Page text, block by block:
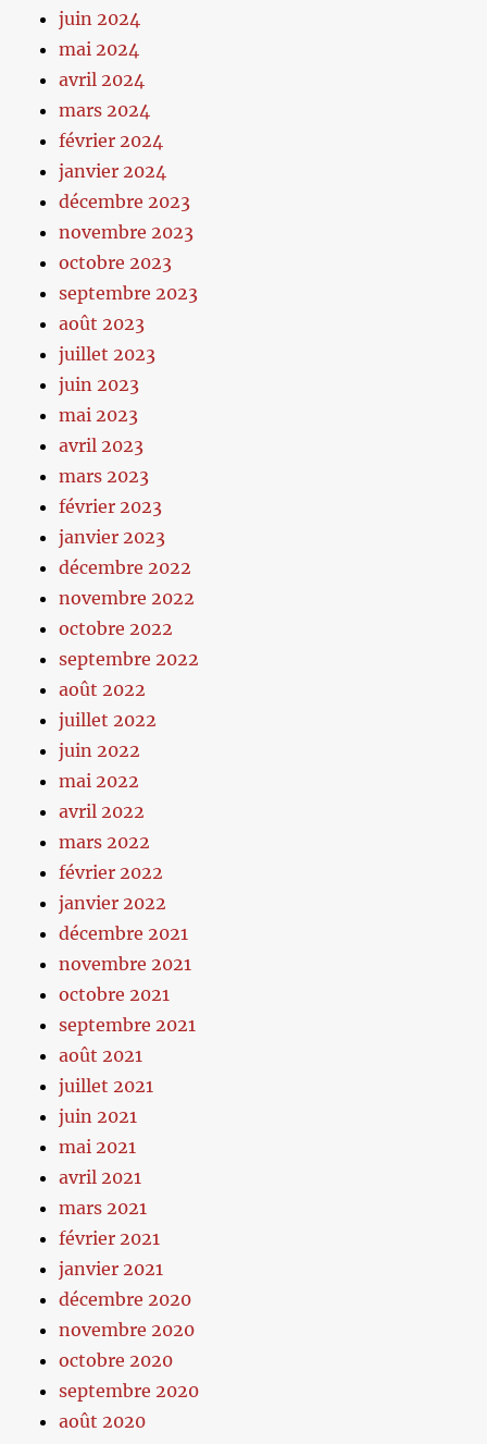
juin 2024
mai 2024
avril 2024
mars 2024
février 2024
janvier 2024
décembre 2023
novembre 2023
octobre 2023
septembre 2023
août 2023
juillet 2023
juin 2023
mai 2023
avril 2023
mars 2023
février 2023
janvier 2023
décembre 2022
novembre 2022
octobre 2022
septembre 2022
août 2022
juillet 2022
juin 2022
mai 2022
avril 2022
mars 2022
février 2022
janvier 2022
décembre 2021
novembre 2021
octobre 2021
septembre 2021
août 2021
juillet 2021
juin 2021
mai 2021
avril 2021
mars 2021
février 2021
janvier 2021
décembre 2020
novembre 2020
octobre 2020
septembre 2020
août 2020